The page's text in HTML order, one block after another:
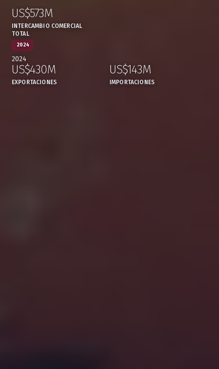
2024
:US$573M
INTERCAMBIO COMERCIAL
TOTAL
2024
US$430M
EXPORTACIONES
US$143M
IMPORTACIONES